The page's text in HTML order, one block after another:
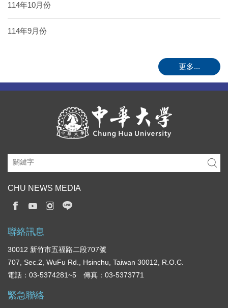
114年10月份
114年9月份
更多...
CHU NEWS MEDIA
聯絡訊息
30012 新竹市五福路二段707號
707, Sec.2, WuFu Rd., Hsinchu, Taiwan 30012, R.O.C.
電話：03-5374281~5 傳真：03-5373771
緊急聯絡